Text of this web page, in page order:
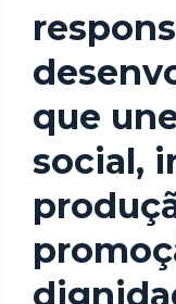
que
social,